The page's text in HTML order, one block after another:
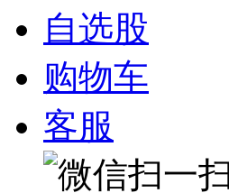
自选股
购物车
客服